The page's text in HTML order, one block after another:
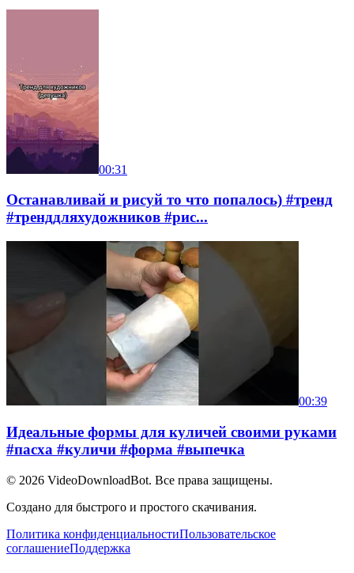
00:31
Останавливай и рисуй то что попалось) #тренд
#тренддляхудожников #рис...
00:39
Идеальные формы для куличей своими руками
#пасха #куличи #форма #выпечка
© 2026 VideoDownloadBot. Все права защищены.
Создано для быстрого и простого скачивания.
Политика конфиденциальностиПользовательское
соглашениеПоддержка